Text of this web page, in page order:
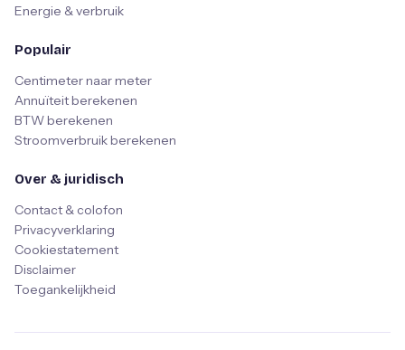
Energie & verbruik
Populair
Centimeter naar meter
Annuïteit berekenen
BTW berekenen
Stroomverbruik berekenen
Over & juridisch
Contact & colofon
Privacyverklaring
Cookiestatement
Disclaimer
Toegankelijkheid